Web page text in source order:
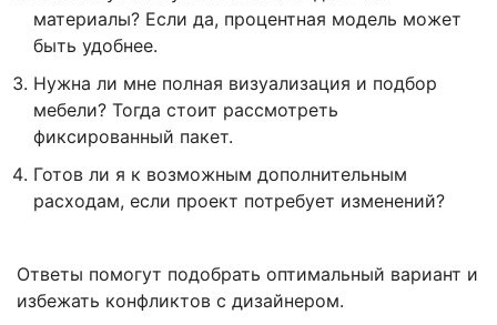
материалы? Если да, процентная модель может
быть удобнее.
Нужна ли мне полная визуализация и подбор
мебели? Тогда стоит рассмотреть
фиксированный пакет.
Готов ли я к возможным дополнительным
расходам, если проект потребует изменений?
Ответы помогут подобрать оптимальный вариант и
избежать конфликтов с дизайнером.